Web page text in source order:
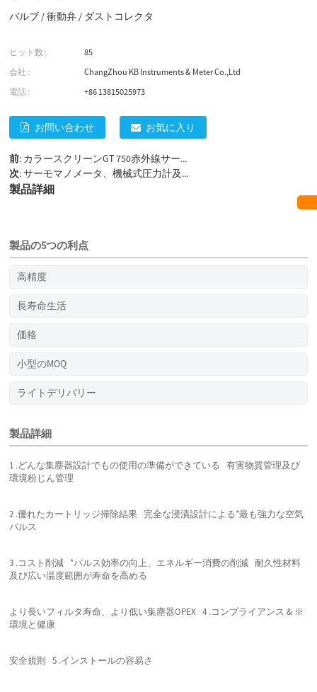
バルブ /衝動弁 / ダストコレクタ
ヒット数 :
85
会社 :
ChangZhou KB Instruments & Meter Co.,Ltd
電話 :
+86 13815025973
お問い合わせ お気に入り
前: カラースクリーンGT 750赤外線サー...
次:サーモマノメータ、機械式圧力計及...
製品詳細
製品の5つの利点
高精度
長寿命生活
価格
小型のMOQ
ライトデリバリー
製品詳細
1 .どんな集塵器設計でもの使用の準備ができている 有害物質管理及び
環境粉じん管理
2 .優れたカートリッジ掃除結果 完全な浸漬設計による*最も強力な空気
パルス
3 .コスト削減 *パルス効率の向上、エネルギー消費の削減 耐久性材料
及び広い温度範囲が寿命を高める
より長いフィルタ寿命、より低い集塵器OPEX 4 .コンプライアンス & ※
環境と健康
安全規則5 .インストールの容易さ